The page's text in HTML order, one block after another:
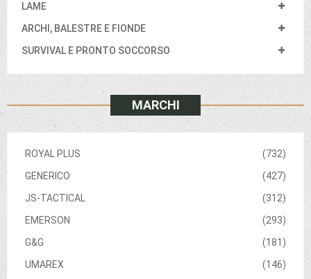
LAME
ARCHI, BALESTRE E FIONDE
SURVIVAL E PRONTO SOCCORSO
MARCHI
(732)
ROYAL PLUS
(427)
GENERICO
(312)
JS-TACTICAL
(293)
EMERSON
(181)
G&G
(146)
UMAREX